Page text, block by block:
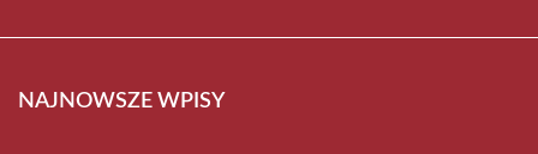
NAJNOWSZE WPISY